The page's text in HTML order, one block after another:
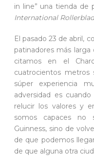
in line” una tienda de
International
El pasado 23 de abril,
patinadores más
citamos en el
cuatrocientos metros
súper experiencia
adversidad es
relucir los valores y
somos capaces no
Guinness, sino de
de que podemos
de que alguna otra